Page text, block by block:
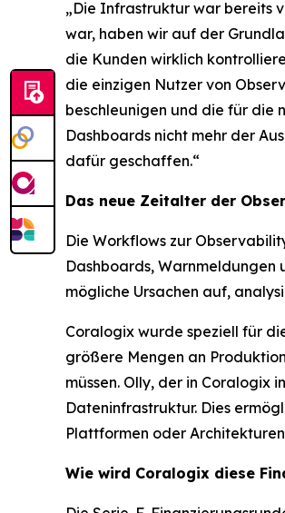
„Die Infrastruktur war bereits
war, haben wir auf der
die Kunden wirklich
die einzigen Nutzer von
beschleunigen und die für die
Dashboards nicht mehr der
dafür geschaffen.“
Das neue Zeitalter der
Die Workflows zur
Dashboards, Warnmeldungen
mögliche Ursachen auf,
Coralogix wurde speziell für
größere Mengen an
müssen. Olly, der in
Dateninfrastruktur. Dies
Plattformen oder Architekturen
Wie wird Coralogix diese